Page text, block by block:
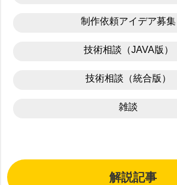
制作依頼アイデア募集
技術相談（JAVA版）
技術相談（統合版）
雑談
解説記事